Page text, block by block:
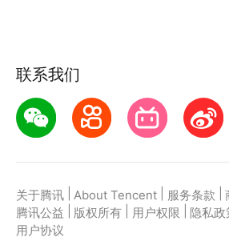
联系我们
关于腾讯 About Tencent 服务条款
腾讯公益
版权所有 用户权限 隐私政
用户协议